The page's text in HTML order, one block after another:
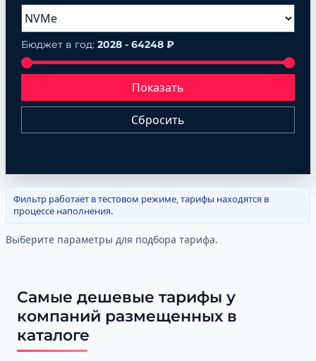
Бюджет в год: 2028 - 64248 ₽
Показать
Сбросить
Фильтр работает в тестовом режиме, тарифы находятся в
процессе наполнения.
Выберите параметры для подбора тарифа.
Самые дешевые тарифы у
компаний размещенных в
каталоге